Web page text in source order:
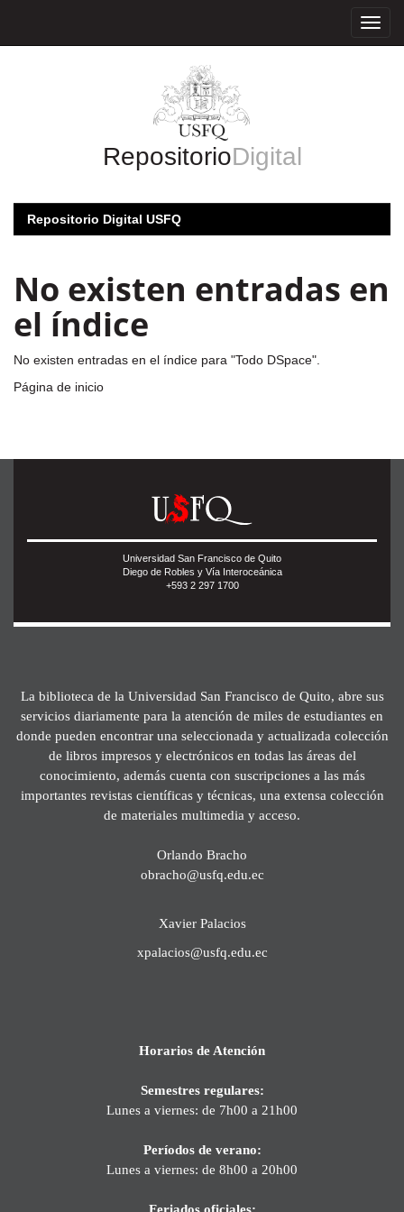
RepositorioDigital
Repositorio Digital USFQ
No existen entradas en
el índice
No existen entradas en el índice para "Todo DSpace".
Página de inicio
Universidad San Francisco de Quito
Diego de Robles y Vía Interoceánica
+593 2 297 1700
La biblioteca de la Universidad San Francisco de Quito, abre sus
servicios diariamente para la atención de miles de estudiantes en
donde pueden encontrar una seleccionada y actualizada colección
de libros impresos y electrónicos en todas las áreas del
conocimiento, además cuenta con suscripciones a las más
importantes revistas científicas y técnicas, una extensa colección
de materiales multimedia y acceso.
Orlando Bracho
obracho@usfq.edu.ec
Xavier Palacios
xpalacios@usfq.edu.ec
Horarios de Atención
Semestres regulares:
Lunes a viernes: de 7h00 a 21h00
Períodos de verano:
Lunes a viernes: de 8h00 a 20h00
Feriados oficiales: